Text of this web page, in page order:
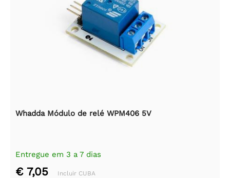
Whadda Módulo de relé WPM406 5V
Entregue em 3 a 7 dias
€ 7,05 Incluir CUBA